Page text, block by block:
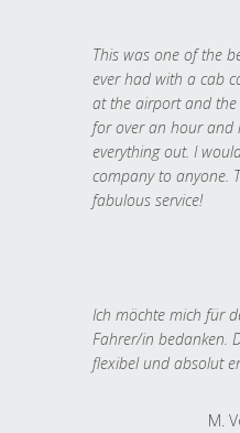
This was one of the
ever had with a cab
at the airport and
for over an hour and
everything out. I
company to anyone.
fabulous service!
Ich möchte mich für
Fahrer/in bedanken.
flexibel und absolut
M.